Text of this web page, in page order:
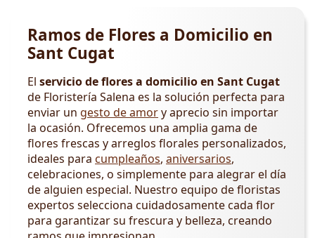
Ramos de Flores a Domicilio en
Sant Cugat
El servicio de flores a domicilio en Sant Cugat
de Floristería Salena es la solución perfecta para
enviar un gesto de amory aprecio sin importar
la ocasión. Ofrecemos una amplia gama de
flores frescas y arreglos florales personalizados,
ideales para cumpleaños, aniversarios,
celebraciones, o simplemente para alegrar el día
de alguien especial. Nuestro equipo de floristas
expertos selecciona cuidadosamente cada flor
para garantizar su frescura y belleza, creando